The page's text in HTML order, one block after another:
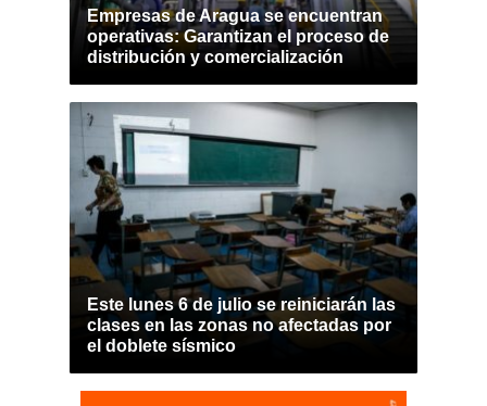
Empresas de Aragua se encuentran
operativas: Garantizan el proceso de
distribución y comercialización
Este lunes 6 de julio se reiniciarán las
clases en las zonas no afectadas por
el doblete sísmico